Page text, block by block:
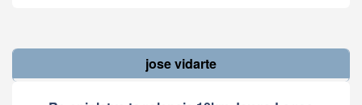
jose vidarte